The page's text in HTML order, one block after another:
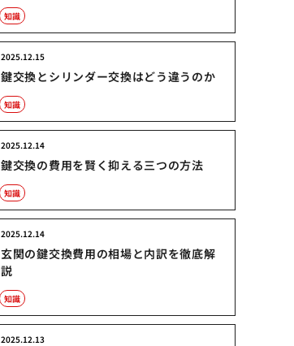
知識
鍵交換とシリンダー交換はどう違うのか
2025.12.15
知識
鍵交換の費用を賢く抑える三つの方法
2025.12.14
知識
玄関の鍵交換費用の相場と内訳を徹底解
説
2025.12.14
知識
2025.12.13